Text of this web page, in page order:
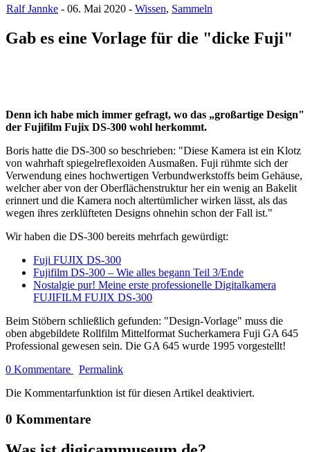
Ralf Jannke - 06. Mai 2020 - Wissen, Sammeln
Gab es eine Vorlage für die "dicke Fuji"
Denn ich habe mich immer gefragt, wo das „großartige Design"
der Fujifilm Fujix DS-300 wohl herkommt.
Boris hatte die DS-300 so beschrieben: "Diese Kamera ist ein Klotz
von wahrhaft spiegelreflexoiden Ausmaßen. Fuji rühmte sich der
Verwendung eines hochwertigen Verbundwerkstoffs beim Gehäuse,
welcher aber von der Oberflächenstruktur her ein wenig an Bakelit
erinnert und die Kamera noch altertümlicher wirken lässt, als das
wegen ihres zerklüfteten Designs ohnehin schon der Fall ist."
Wir haben die DS-300 bereits mehrfach gewürdigt:
Fuji FUJIX DS-300
Fujifilm DS-300 – Wie alles begann Teil 3/Ende
Nostalgie pur! Meine erste professionelle Digitalkamera
FUJIFILM FUJIX DS-300
Beim Stöbern schließlich gefunden: "Design-Vorlage" muss die
oben abgebildete Rollfilm Mittelformat Sucherkamera Fuji GA 645
Professional gewesen sein. Die GA 645 wurde 1995 vorgestellt!
0 Kommentare
Permalink
Die Kommentarfunktion ist für diesen Artikel deaktiviert.
0 Kommentare